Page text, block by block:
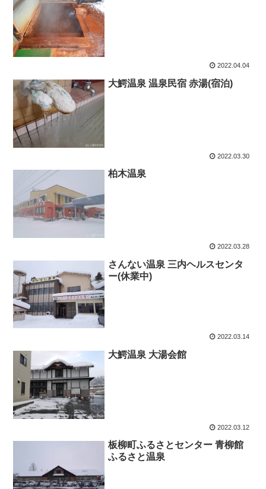
2022.04.04
大鰐温泉 温泉民宿 赤湯(宿泊)
2022.03.30
柏木温泉
2022.03.28
さんない温泉 三内ヘルスセンタ
ー(休業中)
2022.03.14
大鰐温泉 大湯会館
2022.03.12
板柳町ふるさとセンター 青柳館
ふるさと温泉